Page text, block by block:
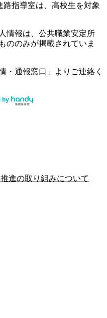
路指導室は、高校生を対象
情報は、公共職業安定所
ののみが掲載されていま
・通報窓口」
よりご連絡く
進の取り組みについて